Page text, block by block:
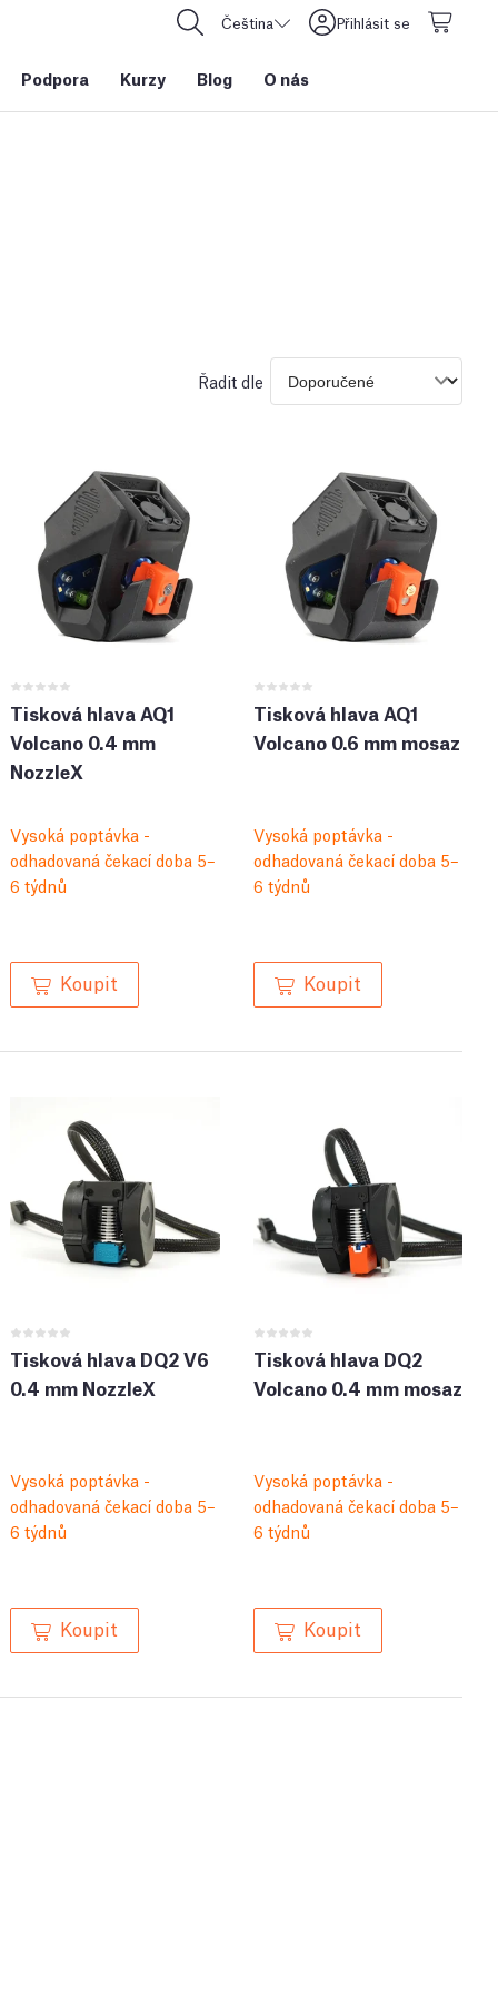
Čeština Přihlásit se
Podpora Kurzy Blog O nás
Řadit dle
Tisková hlava AQ1
Volcano 0.4 mm
NozzleX
Vysoká poptávka -
odhadovaná čekací doba 5–
6 týdnů
Koupit
Tisková hlava AQ1
Volcano 0.6 mm mosaz
Vysoká poptávka -
odhadovaná čekací doba 5–
6 týdnů
Koupit
Tisková hlava DQ2 V6
0.4 mm NozzleX
Vysoká poptávka -
odhadovaná čekací doba 5–
6 týdnů
Koupit
Tisková hlava DQ2
Volcano 0.4 mm mosaz
Vysoká poptávka -
odhadovaná čekací doba 5–
6 týdnů
Koupit